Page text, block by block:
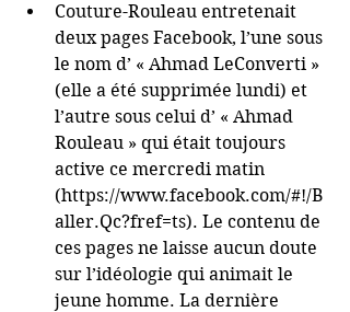
Couture-Rouleau entretenait
deux pages Facebook, l’une sous
le nom d’ « Ahmad LeConverti »
(elle a été supprimée lundi) et
l’autre sous celui d’ « Ahmad
Rouleau » qui était toujours
active ce mercredi matin
(https://www.facebook.com/#!/B
aller.Qc?fref=ts). Le contenu de
ces pages ne laisse aucun doute
sur l’idéologie qui animait le
jeune homme. La dernière